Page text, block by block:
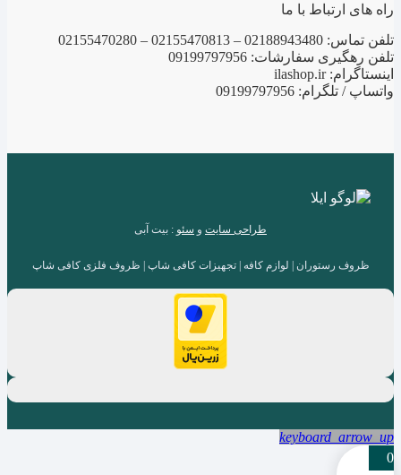
راه های ارتباط با ما
تلفن تماس: 02188943480 – 02155470813 – 02155470280
تلفن رهگیری سفارشات: 09199797956
اینستاگرام: ilashop.ir
واتساپ / تلگرام: 09199797956
طراحی سایت و سئو : بیت آبی
ظروف رستوران | لوازم کافه | تجهیزات کافی شاپ | ظروف فلزی کافی شاپ
keyboard_arrow_up
0